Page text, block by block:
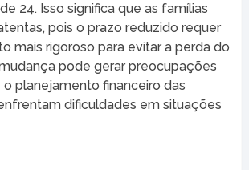
24. Isso significa que as famílias
pois o prazo reduzido requer
mais rigoroso para evitar a perda do
pode gerar preocupações
o planejamento financeiro das
dificuldades em situações